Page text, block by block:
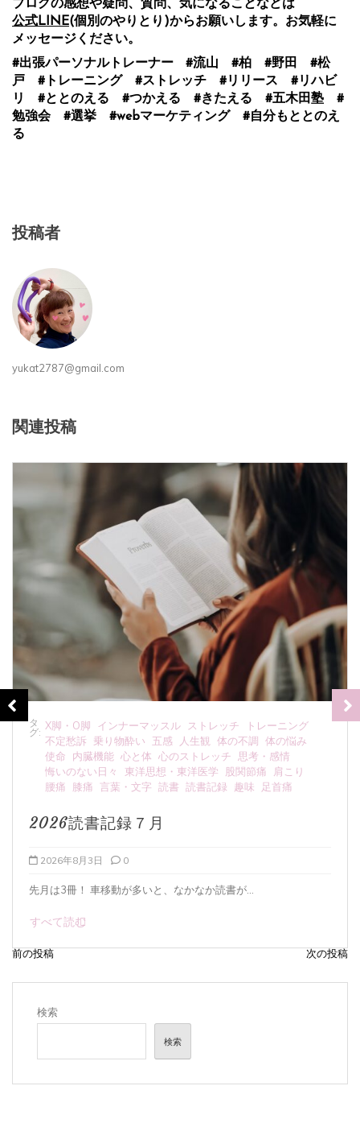
ブログの感想や疑問、質問、気になることなどは
公式LINE(個別のやりとり)からお願いします。お気軽に
メッセージください。
#出張パーソナルトレーナー #流山 #柏 #野田 #松
戸 #トレーニング #ストレッチ #リリース #リハビ
リ #ととのえる #つかえる #きたえる #五木田塾 #
勉強会 #選挙 #webマーケティング #自分もととのえ
る
投稿者
yukat2787@gmail.com
関連投稿
ストレッチ
トレーニング
体の不調 体の悩み
トレッチ 思考・感情
股関節痛 肩こり
趣味 足首痛
なか読書が...
タ
グ:
むくみ アーシング
メンタ
人生観
人間関係
内臓機能
冷え症
心と体 悔いのない日々
食養生
海水塩(天然塩)と人間の体液のミ
投
稿
ー
前の投稿 次の投稿
検索
検索